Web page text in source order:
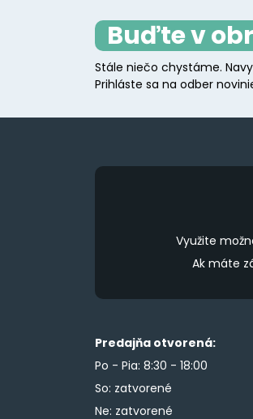
Buďte v
Stále niečo chystáme.
Prihláste sa na odber
Využite
Ak máte
Predajňa otvorená:
Po - Pia: 8:30 - 18:00
So: zatvorené
Ne: zatvorené